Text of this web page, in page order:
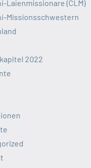
Laienmissionare (CLM)
Missionsschwestern
2022